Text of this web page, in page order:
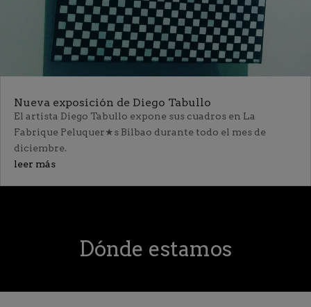
Nueva exposición de Diego Tabullo
El artista Diego Tabullo expone sus cuadros en La
Fabrique Peluquer★s Bilbao durante todo el mes de
diciembre.
leer más
Dónde estamos